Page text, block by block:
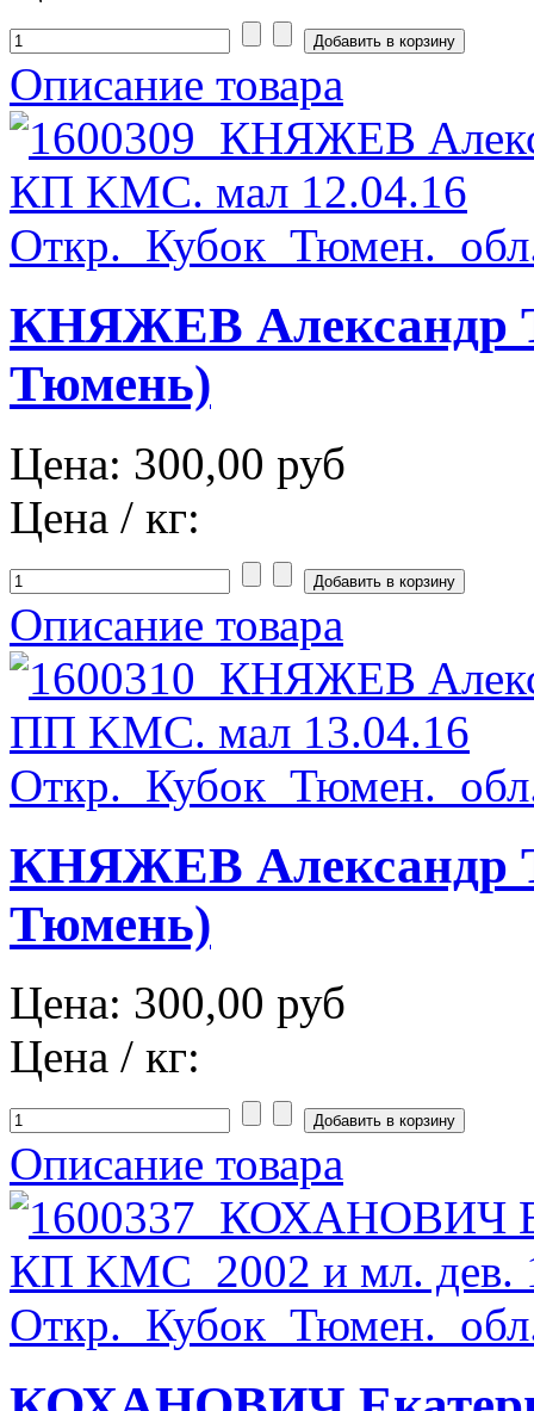
Описание товара
КНЯЖЕВ
Тюмень)
Цена: 300,00 руб
Цена / кг:
Описание товара
КНЯЖЕВ
Тюмень)
Цена: 300,00 руб
Цена / кг:
Описание товара